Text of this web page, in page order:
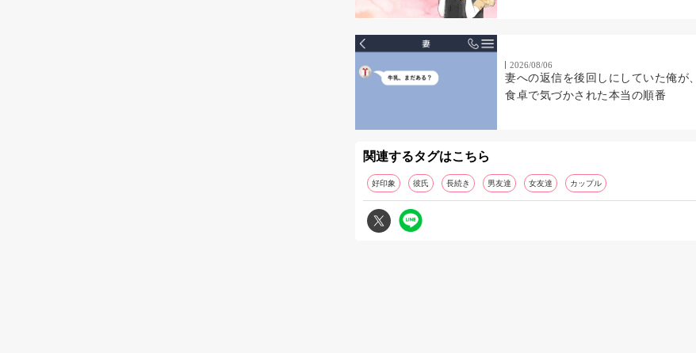
2026/08/06
妻への返信を後回しにしていた俺が、
食卓で気づかされた本当の順番
関連するタグはこちら
好印象 彼氏 長続き 男友達 女友達 カップル